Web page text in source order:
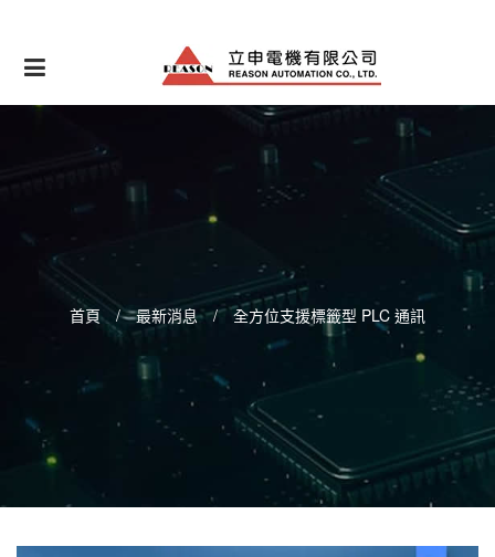
content
首頁 / 最新消息 / 全方位支援標籤型 PLC 通訊